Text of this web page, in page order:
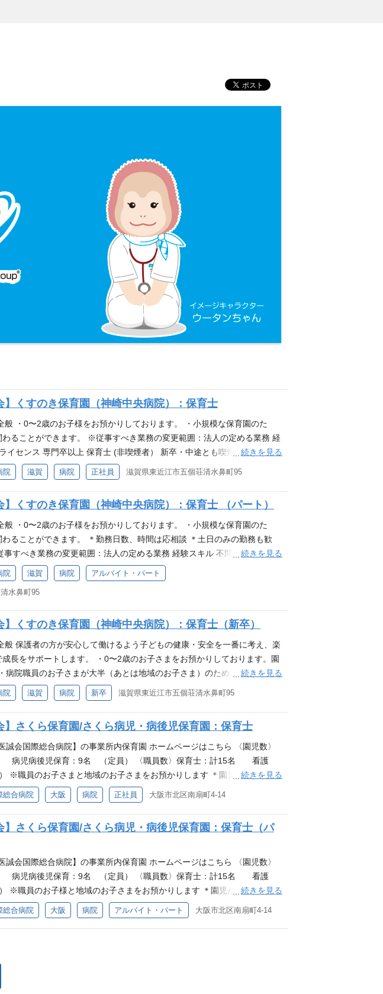
】くすのき保育園（神崎中央病院）：保育士
般 ・0〜2歳のお子様をお預かりしております。 ・小規模な保育園のた
ることができます。 ※従事すべき業務の変更範囲：法人の定める業務 経
イセンス 専門卒以上 保育士 (非喫煙者） 新卒・中途とも喫煙者の採用は
続きを見る
院 滋賀 病院 正社員 滋賀県東近江市五個荘清水鼻町95
】くすのき保育園（神崎中央病院）：保育士 （パート）
般 ・0〜2歳のお子様をお預かりしております。 ・小規模な保育園のた
ることができます。 ＊勤務日数、時間は応相談 ＊土日のみの勤務も歓
すべき業務の変更範囲：法人の定める業務 経験スキル 不問 資格・ライ
士 (非喫煙者） 新卒・中途とも喫煙者の採用は致しておりません。
続きを見る
院 滋賀 病院 アルバイト・パート
水鼻町95
】くすのき保育園（神崎中央病院）：保育士（新卒）
般 保護者の方が安心して働けるよう子どもの健康・安全を一番に考え、楽
成長をサポートします。 ・0〜2歳のお子さまをお預かりしております。園
病院職員のお子さまが大半（あとは地域のお子さま）のため、保護者との
ートいたします ・小規模な保育園のため、園児とゆっくり関わることが
齢の保育士がチームワークよく働いています。 ※従事すべき業務の変更範
経験スキル 不問 資格・ライセンス 専門卒以上 保育士 (非喫煙者） 新卒・
致しておりません。
続きを見る
院 滋賀 病院 新卒 滋賀県東近江市五個荘清水鼻町95
】さくら保育園/さくら病児・病後児保育園：保育士
会国際総合病院】の事業所内保育園 ホームページはこちら 〈園児数〉
病児病後児保育：9名 （定員） 〈職員数〉保育士：計15名 看護
職員のお子さまと地域のお子さまをお預かりします ＊園児が過ごしや
い環境づくりを目指しています。 ＊事業所内保育園のため、預り園児も
で一人ひとりに寄り添った保育ができます ＊本部組織があるため、保護
間に立ってフォローできる体制が整っており、安心して働いていただけ
児保育園のご経験がある方、またはご興味のある方を募集しております
範囲：法人の定める業務 資格 専門卒以上 保育士 （非喫煙者）新卒・中
いたしておりません
続きを見る
総合病院 大阪 病院 正社員 大阪市北区南扇町4-14
】さくら保育園/さくら病児・病後児保育園：保育士（パ
会国際総合病院】の事業所内保育園 ホームページはこちら 〈園児数〉
病児病後児保育：9名 （定員） 〈職員数〉保育士：計15名 看護
職員のお子様と地域のお子さまをお預かりします ＊園児が過ごしやす
環境づくりを目指しています。 ＊事業所内保育園のため、預り園児もさ
一人ひとりに寄り添った保育ができます ＊本部組織があるため、保護者
いたしておりません
続きを見る
総合病院 大阪 病院 アルバイト・パート 大阪市北区南扇町4-14